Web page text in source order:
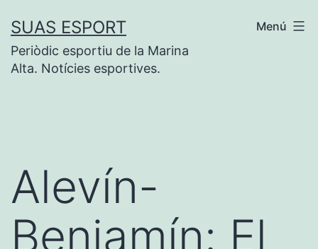
contenido
SUAS ESPORT
Periòdic esportiu de la Marina
Alta. Notícies esportives.
Menú
Alevín-
Benjamín: El